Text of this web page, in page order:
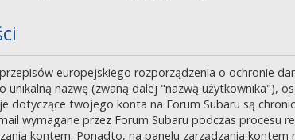
europejskiego rozporządzenia o ochronie
unikalną nazwę (zwaną dalej "nazwą
dotyczące twojego konta na Forum Subaru są
wymagane przez Forum Subaru podczas
kontem. Ponadto, na panelu zarządzania